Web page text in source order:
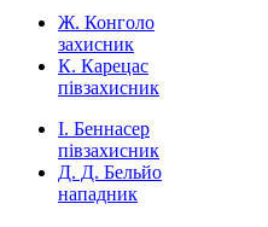
Ж. Конголо
захисник
К. Карецас
півзахисник
І. Беннасер
півзахисник
Д. Д. Бельйо
нападник